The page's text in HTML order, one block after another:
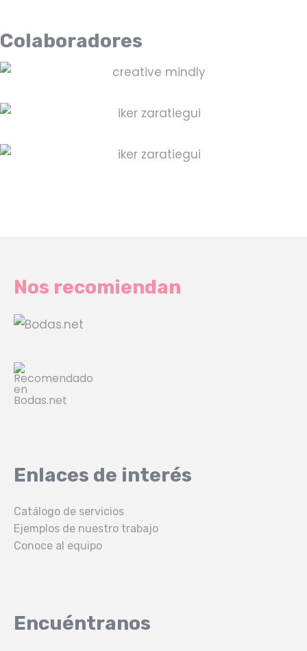
Colaboradores
Nos recomiendan
Enlaces de interés
Catálogo de servicios
Ejemplos de nuestro trabajo
Conoce al equipo
Encuéntranos